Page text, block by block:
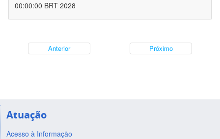
00:00:00 BRT 2028
Anterior Próximo
Atuação
Acesso à Informação